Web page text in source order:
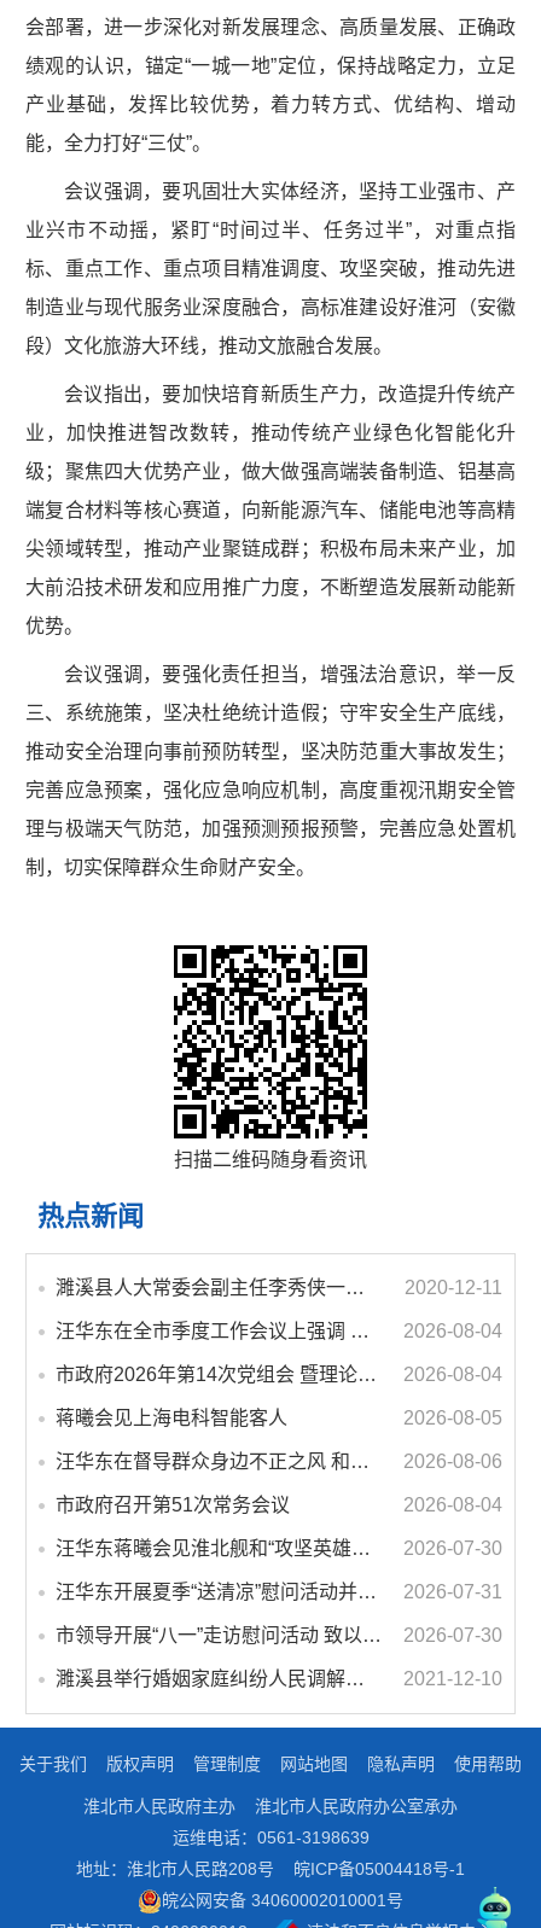
会部署，进一步深化对新发展理念、高质量发展、正确政
绩观的认识，锚定“一城一地”定位，保持战略定力，立足
产业基础，发挥比较优势，着力转方式、优结构、增动
能，全力打好“三仗”。
会议强调，要巩固壮大实体经济，坚持工业强市、产
业兴市不动摇，紧盯“时间过半、任务过半”，对重点指
标、重点工作、重点项目精准调度、攻坚突破，推动先进
制造业与现代服务业深度融合，高标准建设好淮河（安徽
段）文化旅游大环线，推动文旅融合发展。
会议指出，要加快培育新质生产力，改造提升传统产
业，加快推进智改数转，推动传统产业绿色化智能化升
级；聚焦四大优势产业，做大做强高端装备制造、铝基高
端复合材料等核心赛道，向新能源汽车、储能电池等高精
尖领域转型，推动产业聚链成群；积极布局未来产业，加
大前沿技术研发和应用推广力度，不断塑造发展新动能新
优势。
会议强调，要强化责任担当，增强法治意识，举一反
三、系统施策，坚决杜绝统计造假；守牢安全生产底线，
推动安全治理向事前预防转型，坚决防范重大事故发生；
完善应急预案，强化应急响应机制，高度重视汛期安全管
理与极端天气防范，加强预测预报预警，完善应急处置机
制，切实保障群众生命财产安全。
扫描二维码随身看资讯
热点新闻
濉溪县人大常委会副主任李秀侠一行调研城乡客运一体化和治超工作 2020-12-11
汪华东在全市季度工作会议上强调 锚定打好“三仗”任务和年度预期目标不动摇 在全市上下掀起比学赶超争先进位的攻坚热潮 2026-08-04
市政府2026年第14次党组会 暨理论学习中心组学习会议召开 蒋曦主持会议并讲话 2026-08-04
蒋曦会见上海电科智能客人 2026-08-05
汪华东在督导群众身边不正之风 和腐败问题集中整治工作时强调 以更高标准更实举措纵深推进集中整治 不断增强人民群众获得感幸福感安全感 2026-08-06
市政府召开第51次常务会议 2026-08-04
汪华东蒋曦会见淮北舰和“攻坚英雄连”官兵代表 2026-07-30
汪华东开展夏季“送清凉”慰问活动并调研专门教育工作 落实落细防暑降温措施 用心用情关爱一线职工 2026-07-31
市领导开展“八一”走访慰问活动 致以节日问候 畅叙鱼水深情 2026-07-30
濉溪县举行婚姻家庭纠纷人民调解委员会暨调解志愿者服务团成立仪式 2021-12-10
关于我们 版权声明 管理制度 网站地图 隐私声明 使用帮助
淮北市人民政府主办
淮北市人民政府办公室承办
运维电话：0561-3198639
地址：淮北市人民路208号
皖ICP备05004418号-1
皖公网安备 34060002010001号